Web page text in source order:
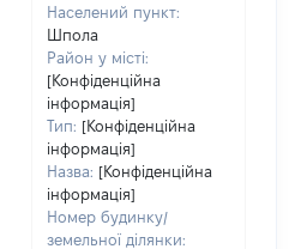
Населений пункт:
Шпола
Район у місті:
[Конфіденційна
інформація]
Тип: [Конфіденційна
інформація]
Назва: [Конфіденційна
інформація]
Номер будинку/
земельної ділянки: